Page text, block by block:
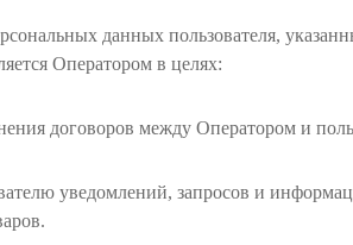
данных пользователя,
Оператором в целях:
договоров между Оператором и
уведомлений, запросов и